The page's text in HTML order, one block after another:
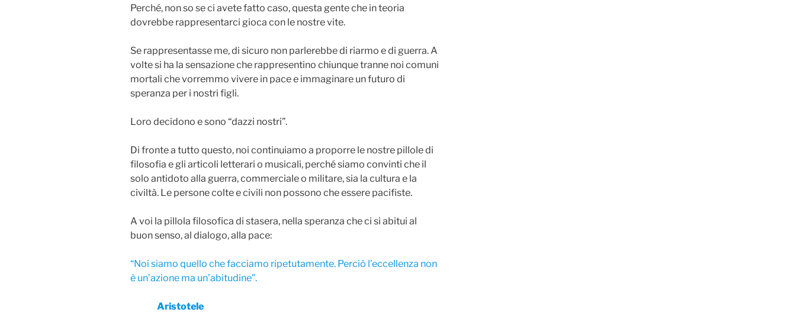
Perché, non so se ci avete fatto caso, questa gente che in teoria
dovrebbe rappresentarci gioca con le nostre vite.
Se rappresentasse me, di sicuro non parlerebbe di riarmo e di guerra. A
volte si ha la sensazione che rappresentino chiunque tranne noi comuni
mortali che vorremmo vivere in pace e immaginare un futuro di
speranza per i nostri figli.
Loro decidono e sono “dazzi nostri”.
Di fronte a tutto questo, noi continuiamo a proporre le nostre pillole di
filosofia e gli articoli letterari o musicali, perché siamo convinti che il
solo antidoto alla guerra, commerciale o militare, sia la cultura e la
civiltà. Le persone colte e civili non possono che essere pacifiste.
A voi la pillola filosofica di stasera, nella speranza che ci si abitui al
buon senso, al dialogo, alla pace:
“Noi siamo quello che facciamo ripetutamente. Perciò l’eccellenza non
è un’azione ma un’abitudine”.
Aristotele